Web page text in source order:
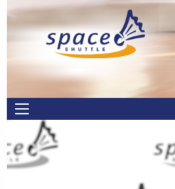
Overslaan en naar de inhoud gaan
Main
navigation